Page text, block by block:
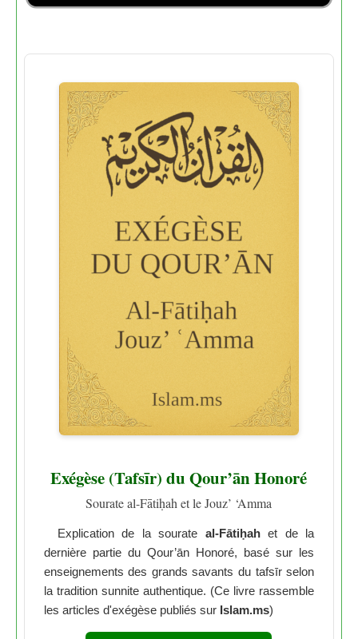
Exégèse (Tafsīr) du Qour’ān Honoré
Sourate al-Fātiḥah et le Jouz’ ‘Amma
Explication de la sourate al-Fātiḥahet de la
dernière partie du Qour’ān Honoré, basé sur les
enseignements des grands savants du tafsīr selon
la tradition sunnite authentique. (Ce livre rassemble
les articles d'exégèse publiés sur Islam.ms)